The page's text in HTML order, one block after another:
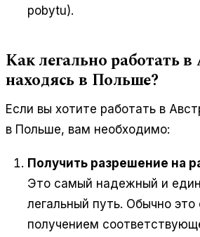
pobytu).
Как легально работать
находясь в Польше?
Если вы хотите работать в
в Польше, вам необходимо:
Получить разрешение на
Это самый надежный и
легальный путь. Обычно это
получением